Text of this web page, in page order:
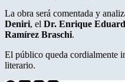
La obra será comentada y
Deniri, el Dr. Enrique
Ramírez Braschi.
El público queda cordialmente
literario.